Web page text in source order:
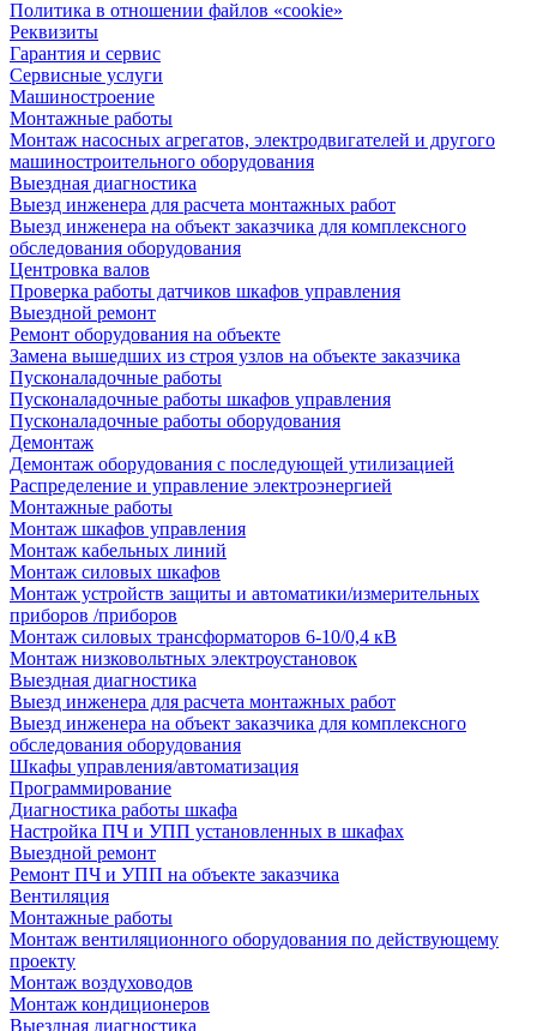
Политика в отношении файлов «cookie»
Реквизиты
Гарантия и сервис
Сервисные услуги
Машиностроение
Монтажные работы
Монтаж насосных агрегатов, электродвигателей и другого
машиностроительного оборудования
Выездная диагностика
Выезд инженера для расчета монтажных работ
Выезд инженера на объект заказчика для комплексного
обследования оборудования
Центровка валов
Проверка работы датчиков шкафов управления
Выездной ремонт
Ремонт оборудования на объекте
Замена вышедших из строя узлов на объекте заказчика
Пусконаладочные работы
Пусконаладочные работы шкафов управления
Пусконаладочные работы оборудования
Демонтаж
Демонтаж оборудования с последующей утилизацией
Распределение и управление электроэнергией
Монтажные работы
Монтаж шкафов управления
Монтаж кабельных линий
Монтаж силовых шкафов
Монтаж устройств защиты и автоматики/измерительных
приборов /приборов
Монтаж силовых трансформаторов 6-10/0,4 кВ
Монтаж низковольтных электроустановок
Выездная диагностика
Выезд инженера для расчета монтажных работ
Выезд инженера на объект заказчика для комплексного
обследования оборудования
Шкафы управления/автоматизация
Программирование
Диагностика работы шкафа
Настройка ПЧ и УПП установленных в шкафах
Выездной ремонт
Ремонт ПЧ и УПП на объекте заказчика
Вентиляция
Монтажные работы
Монтаж вентиляционного оборудования по действующему
проекту
Монтаж воздуховодов
Монтаж кондиционеров
Выездная диагностика